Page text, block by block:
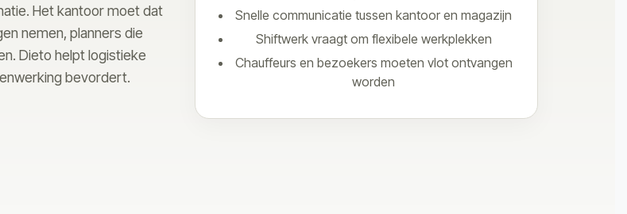
Het kantoor moet dat
nemen, planners die
Dieto helpt logistieke
bevordert.
Snelle communicatie tussen kantoor en magazijn
Shiftwerk vraagt om flexibele werkplekken
Chauffeurs en bezoekers moeten vlot ontvangen
worden